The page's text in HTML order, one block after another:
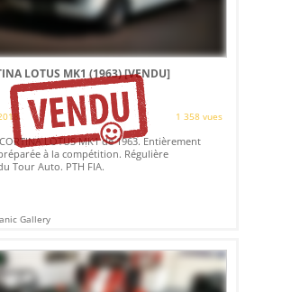
LOTUS MK1 (1963)[VENDU]
1 358 vues
LOTUS MK1 de 1963. Entièrement
à la compétition. Régulière
Tour Auto. PTH FIA.
Gallery